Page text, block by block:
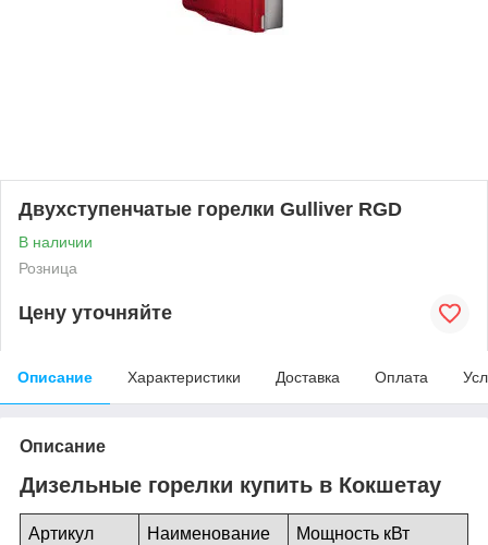
Двухступенчатые горелки Gulliver RGD
В наличии
Розница
Цену уточняйте
Описание Характеристики Доставка Оплата
Описание
Дизельные горелки купить в Кокшетау
Артикул Наименование Мощность кВт